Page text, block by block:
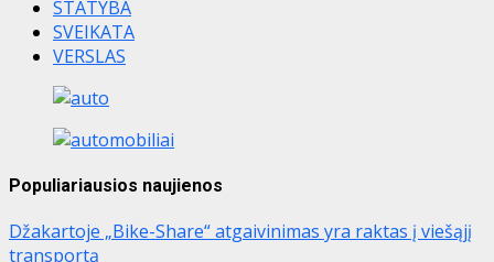
STATYBA
SVEIKATA
VERSLAS
Populiariausios naujienos
Džakartoje „Bike-Share“ atgaivinimas yra raktas į viešąjį
transportą